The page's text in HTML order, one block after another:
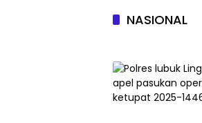
NASIONAL